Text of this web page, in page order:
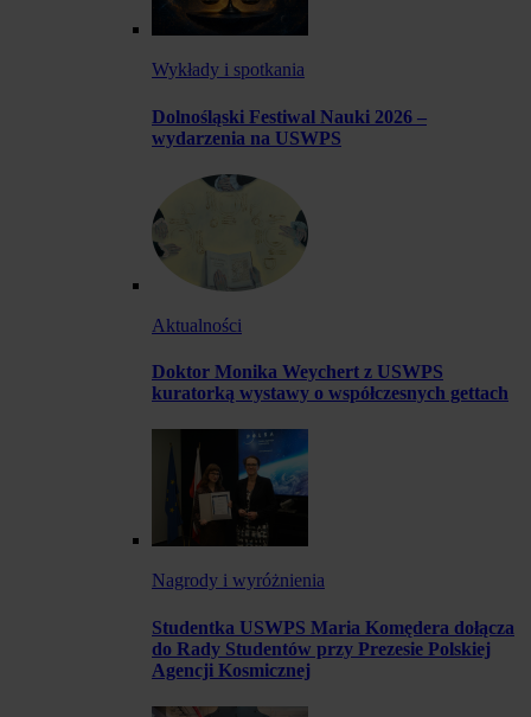
Wykłady i spotkania
Dolnośląski Festiwal Nauki 2026 –
wydarzenia na USWPS
Aktualności
Doktor Monika Weychert z USWPS
kuratorką wystawy o współczesnych gettach
Nagrody i wyróżnienia
Studentka USWPS Maria Komędera dołącza
do Rady Studentów przy Prezesie Polskiej
Agencji Kosmicznej